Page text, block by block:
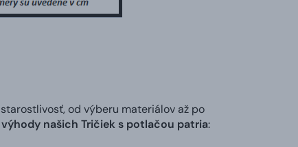
od výberu materiálov až po
našich Tričiek s potlačou patria: